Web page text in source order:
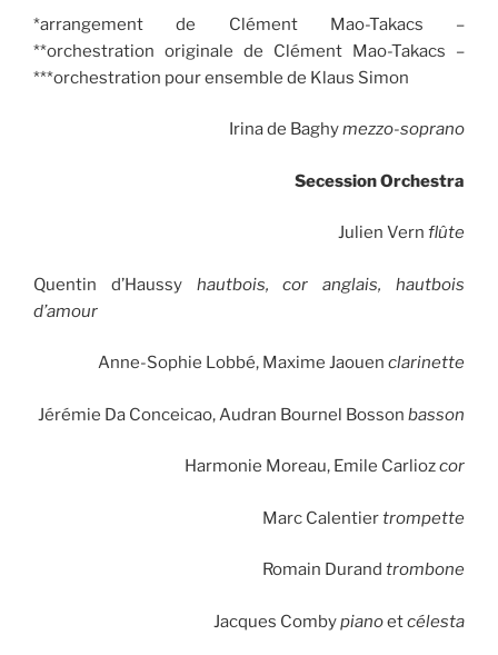
*arrangement de Clément Mao-Takacs –
**orchestration originale de Clément Mao-Takacs –
***orchestration pour ensemble de Klaus Simon
Irina de Baghymezzo-soprano
Secession Orchestra
Julien Vern flûte
Quentin d’Haussy hautbois, cor anglais, hautbois
d’amour
Anne-Sophie Lobbé, Maxime Jaouen clarinette
Jérémie Da Conceicao, Audran Bournel Bosson basson
Harmonie Moreau, Emile Carliozcor
Marc Calentiertrompette
Romain Durand trombone
Jacques Combypianoetcélesta